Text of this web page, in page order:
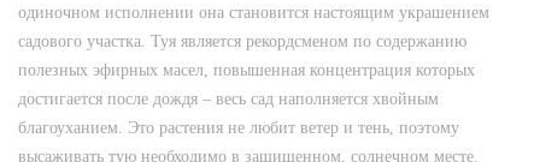
одиночном исполнении она становится настоящим украшением
садового участка. Туя является рекордсменом по содержанию
полезных эфирных масел, повышенная концентрация которых
достигается после дождя – весь сад наполняется хвойным
благоуханием. Это растения не любит ветер и тень, поэтому
высаживать тую необходимо в защищенном, солнечном месте.